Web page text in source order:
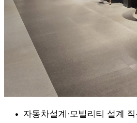
자동차설계·모빌리티 설계